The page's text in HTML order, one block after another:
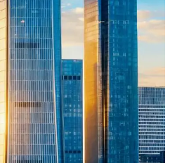
暑期研学游升温 在旅途中增长知识
猫咪过火把节被抹成黑猫
宝妈给四胞胎取名平安喜乐
BLG经理辟谣Bin离队
总书记点赞的非遗苗绣焕发新生机